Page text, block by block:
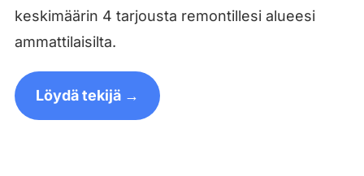
keskimäärin 4 tarjousta remontillesi alueesi
ammattilaisilta.
Löydä tekijä →